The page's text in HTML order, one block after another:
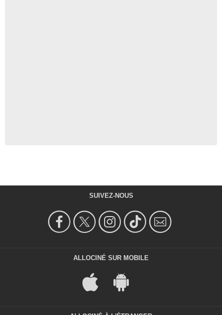
SUIVEZ-NOUS
ALLOCINÉ SUR MOBILE